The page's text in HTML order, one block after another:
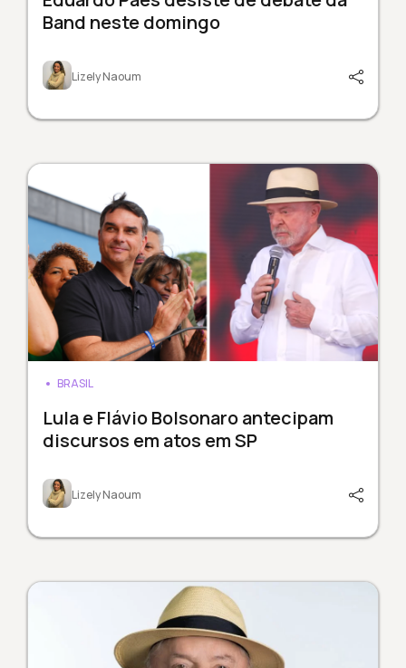
Band neste domingo
Lizely Naoum
BRASIL
Lula e Flávio Bolsonaro antecipam
discursos em atos em SP
Lizely Naoum